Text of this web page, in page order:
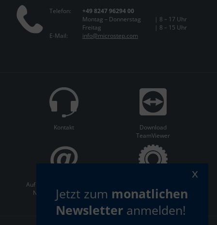
Telefon:
+49 8247 96294 00
Montag – Donnerstag
| 8 – 17 Uhr
Freitag
| 8 – 15 Uhr
E-Mail:
info@microstep.com
Kontakt
Download
TeamViewer
Auf dem Laufenden bleiben:
Newsletter abonnieren
Jetzt zum monatlichen
Newsletter anmelden!
x